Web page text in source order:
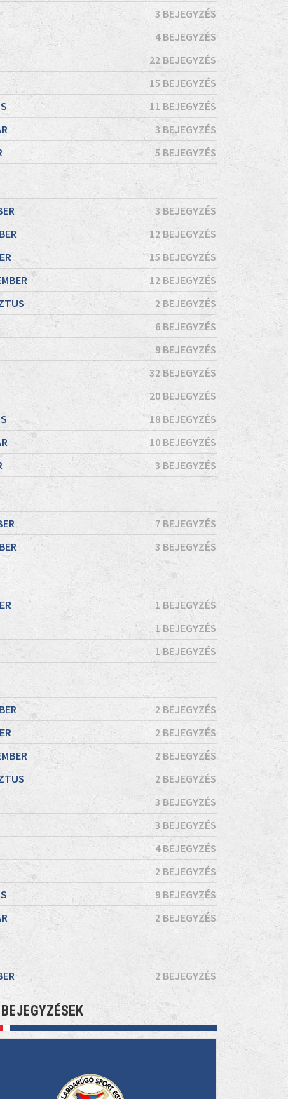
3 BEJEGYZÉS
4 BEJEGYZÉS
22 BEJEGYZÉS
15 BEJEGYZÉS
11 BEJEGYZÉS
3 BEJEGYZÉS
5 BEJEGYZÉS
3 BEJEGYZÉS
12 BEJEGYZÉS
15 BEJEGYZÉS
12 BEJEGYZÉS
2 BEJEGYZÉS
6 BEJEGYZÉS
9 BEJEGYZÉS
32 BEJEGYZÉS
20 BEJEGYZÉS
18 BEJEGYZÉS
10 BEJEGYZÉS
3 BEJEGYZÉS
7 BEJEGYZÉS
3 BEJEGYZÉS
1 BEJEGYZÉS
1 BEJEGYZÉS
1 BEJEGYZÉS
2 BEJEGYZÉS
2 BEJEGYZÉS
2 BEJEGYZÉS
2 BEJEGYZÉS
3 BEJEGYZÉS
3 BEJEGYZÉS
4 BEJEGYZÉS
2 BEJEGYZÉS
9 BEJEGYZÉS
2 BEJEGYZÉS
2 BEJEGYZÉS